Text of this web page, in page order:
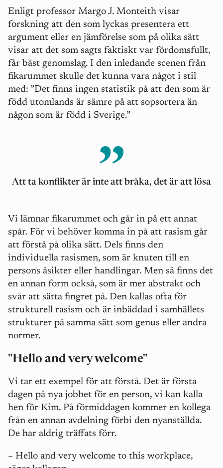
Enligt professor Margo J. Monteith visar
forskning att den som lyckas presentera ett
argument eller en jämförelse som på olika sätt
visar att det som sagts faktiskt var fördomsfullt,
får bäst genomslag. I den inledande scenen från
fikarummet skulle det kunna vara något i stil
med: ”Det finns ingen statistik på att den som är
född utomlands är sämre på att sopsortera än
någon som är född i Sverige.”
Att ta konflikter är inte att bråka, det är att lösa
Vi lämnar fikarummet och går in på ett annat
spår. För vi behöver komma in på att rasism går
att förstå på olika sätt. Dels finns den
individuella rasismen, som är knuten till en
persons åsikter eller handlingar. Men så finns det
en annan form också, som är mer abstrakt och
svår att sätta fingret på. Den kallas ofta för
strukturell rasism och är inbäddad i samhällets
strukturer på samma sätt som genus eller andra
normer.
"Hello and very welcome"
Vi tar ett exempel för att förstå. Det är första
dagen på nya jobbet för en person, vi kan kalla
hen för Kim. På förmiddagen kommer en kollega
från en annan avdelning förbi den nyanställda.
De har aldrig träffats förr.
– Hello and very welcome to this workplace,